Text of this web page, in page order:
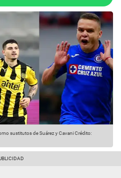
sustitutos de Suárez y CavaniCrédito: